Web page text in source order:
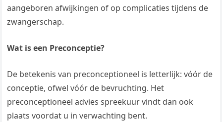
aangeboren afwijkingen of op complicaties tijdens de
zwangerschap.
Wat is een Preconceptie?
De betekenis van preconceptioneel is letterlijk: vóór de
conceptie, ofwel vóór de bevruchting. Het
preconceptioneel advies spreekuur vindt dan ook
plaats voordat u in verwachting bent.